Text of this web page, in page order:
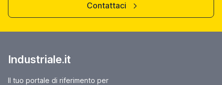
Contattaci
Industriale.it
Il tuo portale di riferimento per